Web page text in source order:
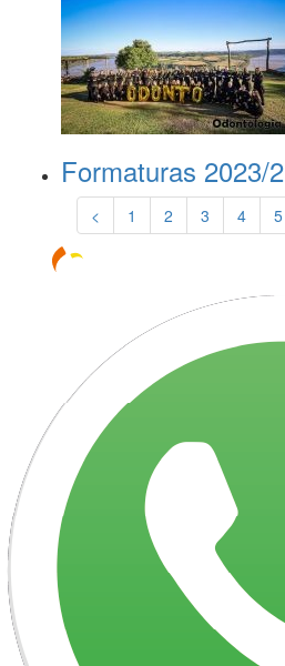
Formaturas 2023/2
< 1 2 3 4 5